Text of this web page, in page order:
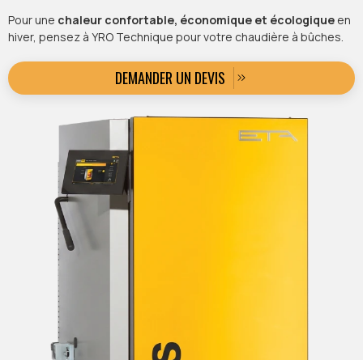
Pour une chaleur confortable, économique et écologique en
hiver, pensez à YRO Technique pour votre chaudière à bûches.
DEMANDER UN DEVIS